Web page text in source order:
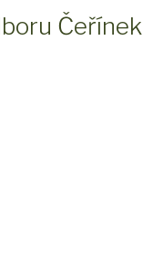
Čeřínek